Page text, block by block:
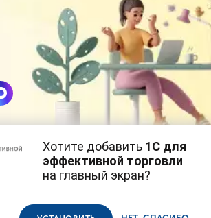
#⁣Поддержка бизнеса
cookie-файлы (файлы с данными о прошлых
cookie в соответствии с политикой
Хотите добавить 1С для
эффективной торговли
на главный экран?